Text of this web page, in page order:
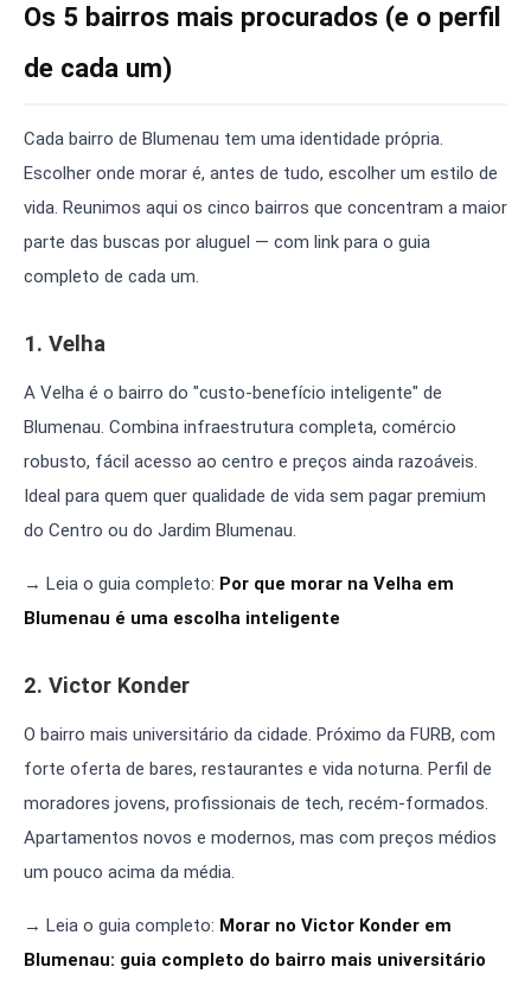
Os 5 bairros mais procurados (e o perfil
de cada um)
Cada bairro de Blumenau tem uma identidade própria.
Escolher onde morar é, antes de tudo, escolher um estilo de
vida. Reunimos aqui os cinco bairros que concentram a maior
parte das buscas por aluguel — com link para o guia
completo de cada um.
1. Velha
A Velha é o bairro do "custo-benefício inteligente" de
Blumenau. Combina infraestrutura completa, comércio
robusto, fácil acesso ao centro e preços ainda razoáveis.
Ideal para quem quer qualidade de vida sem pagar premium
do Centro ou do Jardim Blumenau.
→ Leia o guia completo: Por que morar na Velha em
Blumenau é uma escolha inteligente
2. Victor Konder
O bairro mais universitário da cidade. Próximo da FURB, com
forte oferta de bares, restaurantes e vida noturna. Perfil de
moradores jovens, profissionais de tech, recém-formados.
Apartamentos novos e modernos, mas com preços médios
um pouco acima da média.
→ Leia o guia completo: Morar no Victor Konder em
Blumenau: guia completo do bairro mais universitário